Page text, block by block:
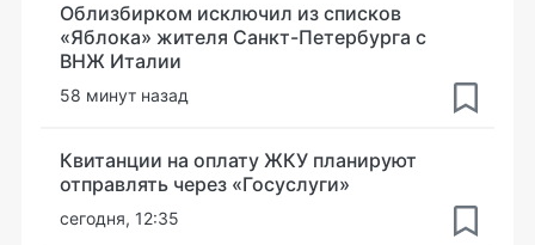
Облизбирком исключил из списков
«Яблока» жителя Санкт-Петербурга с
ВНЖ Италии
58 минут назад
Квитанции на оплату ЖКУ планируют
отправлять через «Госуслуги»
сегодня, 12:35